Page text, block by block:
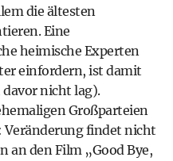
die ältesten
Eine
heimische Experten
einfordern, ist damit
davor nicht lag).
Großparteien
findet nicht
an den Film „Good Bye,